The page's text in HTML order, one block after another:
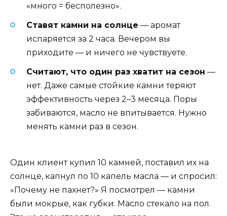
«много = бесполезно».
Ставят камни на солнце — аромат
испаряется за 2 часа. Вечером вы
приходите — и ничего не чувствуете.
Считают, что один раз хватит на сезон —
нет. Даже самые стойкие камни теряют
эффективность через 2–3 месяца. Поры
забиваются, масло не впитывается. Нужно
менять камни раз в сезон.
Один клиент купил 10 камней, поставил их на
солнце, капнул по 10 капель масла — и спросил:
«Почему не пахнет?» Я посмотрел — камни
были мокрые, как губки. Масло стекало на пол.